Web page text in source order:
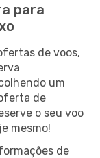
para
de voos,
um
de
o seu voo
mesmo!
de